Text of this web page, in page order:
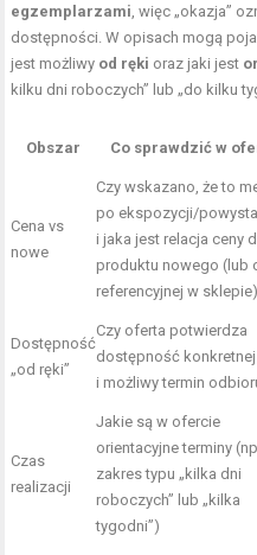
egzemplarzami , więc „okazja”
dostępności. W opisach mogą
jest możliwy od ręki oraz jaki jest
kilku dni roboczych” lub „do kilku
Obszar Co sprawdzić w
Cena vs
nowe
Czy wskazano, że to
po ekspozycji/
i jaka jest relacja ceny
produktu nowego (lub
referencyjnej w sklepie)
Dostępność
„od ręki”
Czy oferta potwierdza
dostępność
i możliwy termin
Czas
realizacji
Jakie są w ofercie
orientacyjne terminy (np.
zakres typu „kilka dni
roboczych” lub „kilka
tygodni”)